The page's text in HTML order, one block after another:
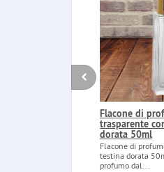
Flacone di
trasparente
dorata 50ml
Flacone di
testina dorata
profumo dal...